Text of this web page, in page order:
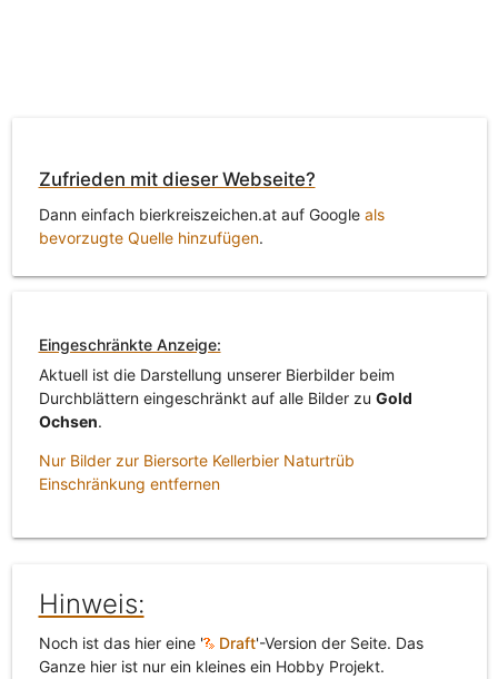
Zufrieden mit dieser Webseite?
Dann einfach bierkreiszeichen.at auf Google als
bevorzugte Quelle hinzufügen.
Eingeschränkte Anzeige:
Aktuell ist die Darstellung unserer Bierbilder beim
Durchblättern eingeschränkt auf alle Bilder zu Gold
Ochsen.
Nur Bilder zur Biersorte Kellerbier Naturtrüb
Einschränkung entfernen
Hinweis:
Noch ist das hier eine ' Draft'-Version der Seite. Das
Ganze hier ist nur ein kleines ein Hobby Projekt.